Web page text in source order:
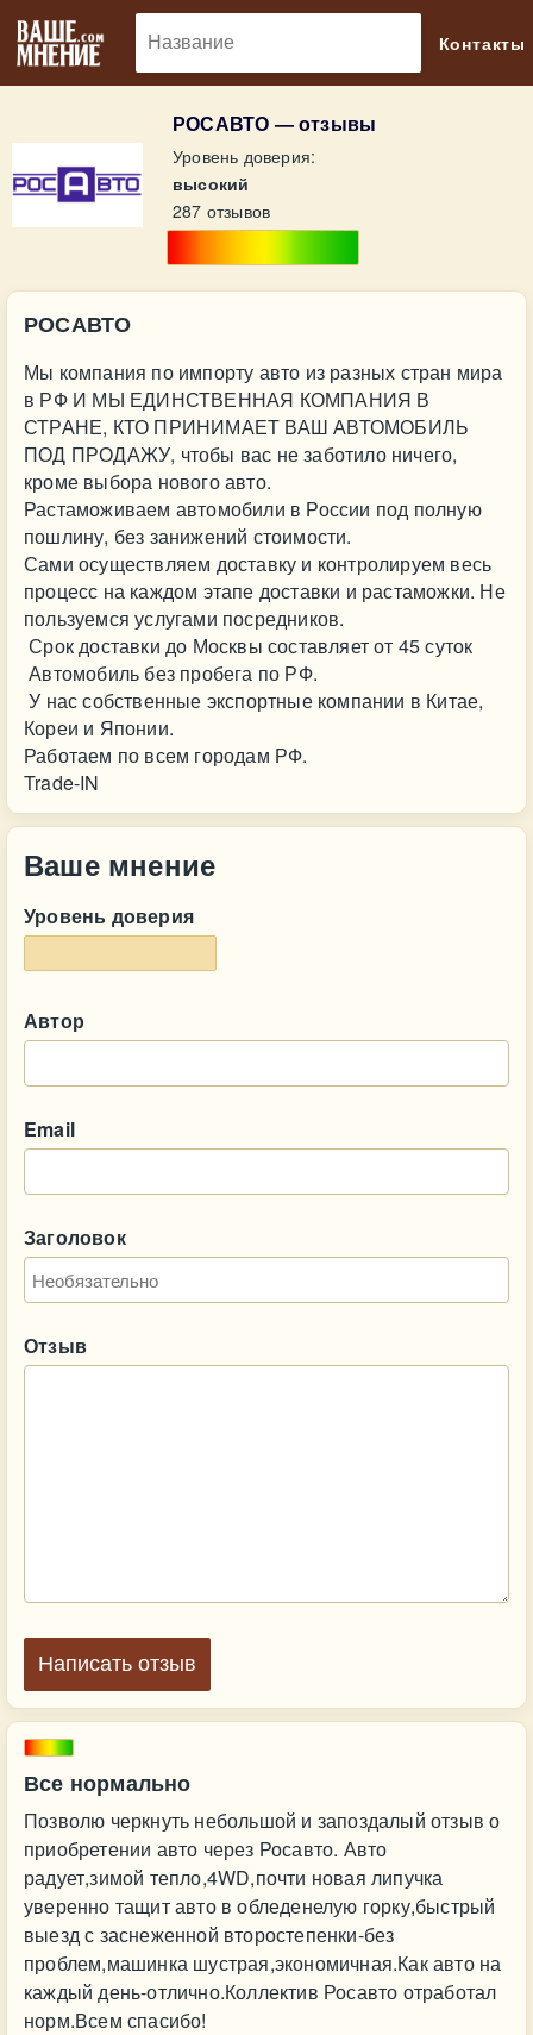
Контакты
РОСАВТО — отзывы
Уровень доверия:
высокий
287 отзывов
Все нормально
Позволю черкнуть небольшой и запоздалый отзыв о
приобретении авто через Росавто. Авто
радует,зимой тепло,4WD,почти новая липучка
уверенно тащит авто в обледенелую горку,быстрый
выезд с заснеженной второстепенки-без
проблем,машинка шустрая,экономичная.Как авто на
каждый день-отлично.Коллектив Росавто отработал
норм.Всем спасибо!
РОСАВТО
Мы компания по импорту авто из разных стран мира
в РФ И МЫ ЕДИНСТВЕННАЯ КОМПАНИЯ В
СТРАНЕ, КТО ПРИНИМАЕТ ВАШ АВТОМОБИЛЬ
ПОД ПРОДАЖУ, чтобы вас не заботило ничего,
кроме выбора нового авто.
Растаможиваем автомобили в России под полную
пошлину, без занижений стоимости.
Сами осуществляем доставку и контролируем весь
процесс на каждом этапе доставки и растаможки. Не
пользуемся услугами посредников.
Срок доставки до Москвы составляет от 45 суток
Автомобиль без пробега по РФ.
У нас собственные экспортные компании в Китае,
Кореи и Японии.
Работаем по всем городам РФ.
Trade-IN
Ваше мнение
Уровень доверия
Автор
Email
Заголовок
Отзыв
Написать отзыв